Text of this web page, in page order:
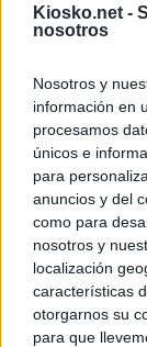
Kiosko.net -
nosotros
Nosotros y
información en
procesamos
únicos e
para
anuncios y del
como para
nosotros y
localización
características
otorgarnos su
para que